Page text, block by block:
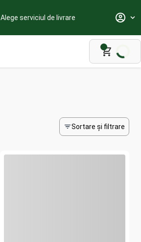
Alege serviciul de livrare
Sortare și filtrare